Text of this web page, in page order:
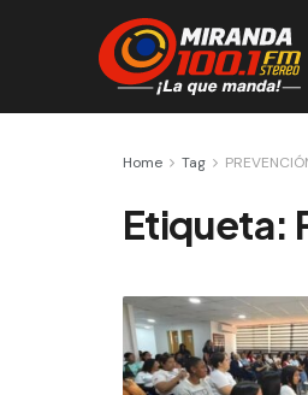
Home Tag
Etiqueta: